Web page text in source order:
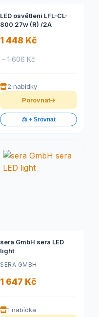
LED osvětlení LFL-CL-
800 27w (R) /2A
1 448 Kč
– 1 606 Kč
2 nabídky
Porovnat
⚖️ + Srovnat
sera GmbH sera LED
light
SERA GMBH
1 647 Kč
1 nabídka